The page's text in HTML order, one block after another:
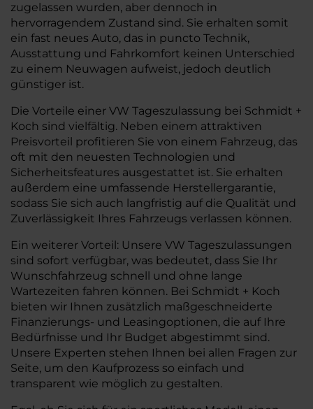
zugelassen wurden, aber dennoch in
hervorragendem Zustand sind. Sie erhalten somit
ein fast neues Auto, das in puncto Technik,
Ausstattung und Fahrkomfort keinen Unterschied
zu einem Neuwagen aufweist, jedoch deutlich
günstiger ist.
Die Vorteile einer VW Tageszulassung bei Schmidt +
Koch sind vielfältig. Neben einem attraktiven
Preisvorteil profitieren Sie von einem Fahrzeug, das
oft mit den neuesten Technologien und
Sicherheitsfeatures ausgestattet ist. Sie erhalten
außerdem eine umfassende Herstellergarantie,
sodass Sie sich auch langfristig auf die Qualität und
Zuverlässigkeit Ihres Fahrzeugs verlassen können.
Ein weiterer Vorteil: Unsere VW Tageszulassungen
sind sofort verfügbar, was bedeutet, dass Sie Ihr
Wunschfahrzeug schnell und ohne lange
Wartezeiten fahren können. Bei Schmidt + Koch
bieten wir Ihnen zusätzlich maßgeschneiderte
Finanzierungs- und Leasingoptionen, die auf Ihre
Bedürfnisse und Ihr Budget abgestimmt sind.
Unsere Experten stehen Ihnen bei allen Fragen zur
Seite, um den Kaufprozess so einfach und
transparent wie möglich zu gestalten.